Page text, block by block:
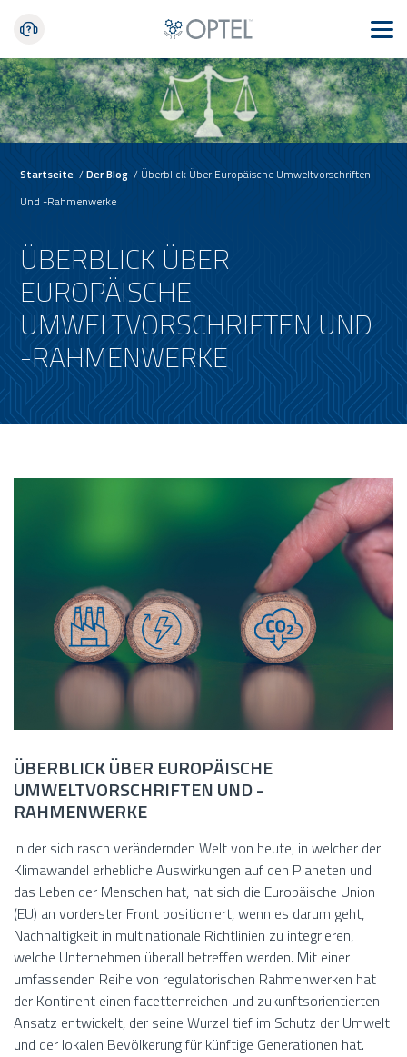
Startseite /Der Blog / Überblick Über Europäische Umweltvorschriften
Und -Rahmenwerke
ÜBERBLICK ÜBER
EUROPÄISCHE
UMWELTVORSCHRIFTEN UND
-RAHMENWERKE
ÜBERBLICK ÜBER EUROPÄISCHE
UMWELTVORSCHRIFTEN UND -
RAHMENWERKE
In der sich rasch verändernden Welt von heute, in welcher der
Klimawandel erhebliche Auswirkungen auf den Planeten und
das Leben der Menschen hat, hat sich die Europäische Union
(EU) an vorderster Front positioniert, wenn es darum geht,
Nachhaltigkeit in multinationale Richtlinien zu integrieren,
welche Unternehmen überall betreffen werden. Mit einer
umfassenden Reihe von regulatorischen Rahmenwerken hat
der Kontinent einen facettenreichen und zukunftsorientierten
Ansatz entwickelt, der seine Wurzel tief im Schutz der Umwelt
und der lokalen Bevölkerung für künftige Generationen hat.